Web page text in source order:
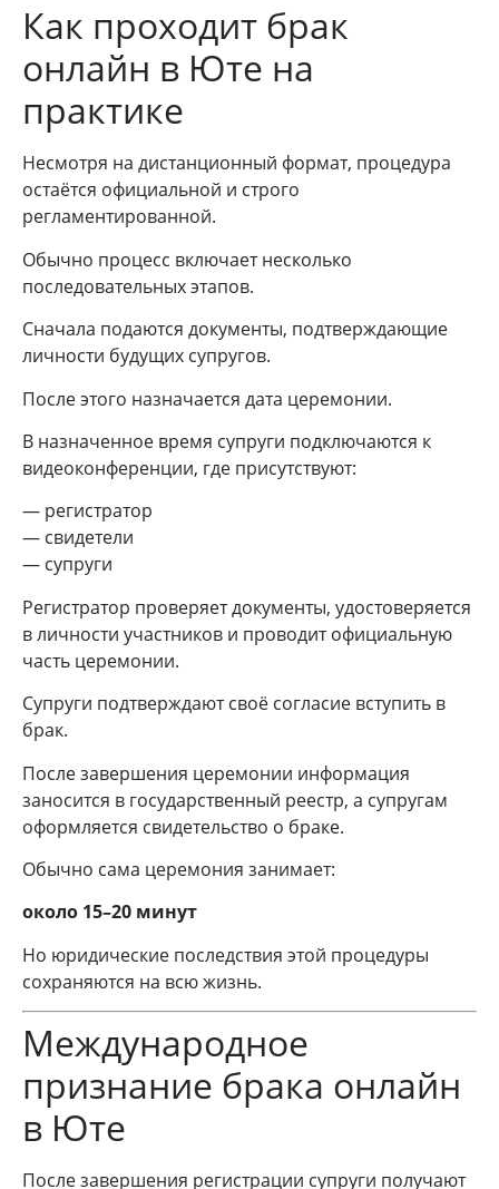
Как проходит брак
онлайн в Юте на
практике
Несмотря на дистанционный формат, процедура
остаётся официальной и строго
регламентированной.
Обычно процесс включает несколько
последовательных этапов.
Сначала подаются документы, подтверждающие
личности будущих супругов.
После этого назначается дата церемонии.
В назначенное время супруги подключаются к
видеоконференции, где присутствуют:
— регистратор
— свидетели
— супруги
Регистратор проверяет документы, удостоверяется
в личности участников и проводит официальную
часть церемонии.
Супруги подтверждают своё согласие вступить в
брак.
После завершения церемонии информация
заносится в государственный реестр, а супругам
оформляется свидетельство о браке.
Обычно сама церемония занимает:
около 15–20 минут
Но юридические последствия этой процедуры
сохраняются на всю жизнь.
Международное
признание брака онлайн
в Юте
После завершения регистрации супруги получают